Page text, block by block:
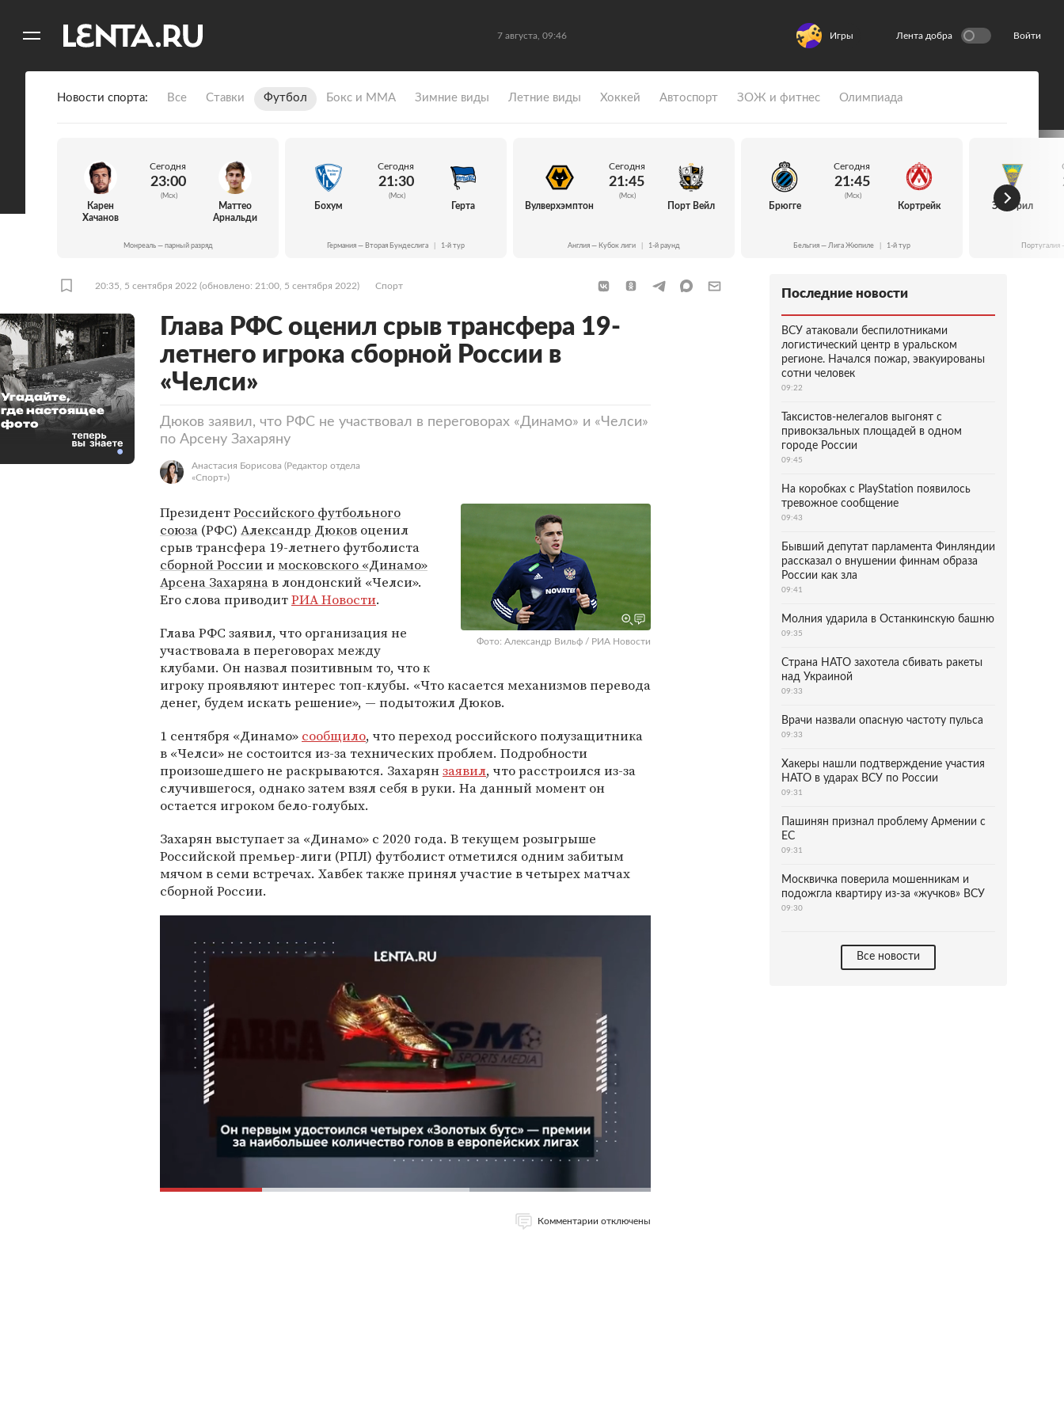
7 августа, 09:46 Игры Лента добра Войти
Новости спорта Все Ставки Футбол Бокс и ММА Зимние виды Летние виды Хоккей Автоспорт ЗОЖ и фитнес Олимпиада
Карен
Хачанов
Сегодня
23:00
(Мск)
Маттео
Арнальди
Монреаль — парный разряд
Бохум
Сегодня
21:30
(Мск)
Герта
Германия — Вторая Бундеслига 1-й тур
Вулверхэмптон
Сегодня
21:45
(Мск)
Порт Вейл
Англия — Кубок лиги 1-й раунд
Брюгге
Сегодня
21:45
(Мск)
Кортрейк
Бельгия — Лига Жюпиле 1-й тур
Эшторил
20:35, 5 сентября 2022 (обновлено: 21:00, 5 сентября 2022) Спорт
Глава РФС оценил срыв трансфера 19-
летнего игрока сборной России в
«Челси»
Дюков заявил, что РФС не участвовал в переговорах «Динамо» и «Челси»
по Арсену Захаряну
Анастасия Борисова (Редактор отдела
«Спорт»)
Фото: Александр Вильф / РИА Новости
ПрезидентРоссийского футбольного
союза (РФС) Александр Дюков оценил
срыв трансфера 19-летнего футболиста
сборной Россиии московского «Динамо»
Арсена Захарянав лондонский «Челси».
Его слова приводитРИА Новости.
Глава РФС заявил, что организация не
участвовала в переговорах между
клубами. Он назвал позитивным то, что к
игроку проявляют интерес топ-клубы. «Что касается механизмов перевода
денег, будем искать решение», — подытожил Дюков.
1 сентября «Динамо» сообщило, что переход российского полузащитника
в «Челси» не состоится из-за технических проблем. Подробности
произошедшего не раскрываются. Захарянзаявил, что расстроился из-за
случившегося, однако затем взял себя в руки. На данный момент он
остается игроком бело-голубых.
Захарян выступает за «Динамо» с 2020 года. В текущем розыгрыше
Российской премьер-лиги (РПЛ) футболист отметился одним забитым
мячом в семи встречах. Хавбек также принял участие в четырех матчах
сборной России.
Комментарии отключены
Угадайте,
где настоящее
фото
Последние новости
ВСУ атаковали беспилотниками
логистический центр в уральском
регионе. Начался пожар, эвакуированы
сотни человек
09:22
Таксистов-нелегалов выгонят с
привокзальных площадей в одном
городе России
09:45
На коробках с PlayStation появилось
тревожное сообщение
09:43
Бывший депутат парламента Финляндии
рассказал о внушении финнам образа
России как зла
09:41
Молния ударила в Останкинскую башню
09:35
Страна НАТО захотела сбивать ракеты
над Украиной
09:33
Врачи назвали опасную частоту пульса
09:33
Хакеры нашли подтверждение участия
НАТО в ударах ВСУ по России
09:31
Пашинян признал проблему Армении с
ЕС
09:31
Москвичка поверила мошенникам и
подожгла квартиру из-за «жучков» ВСУ
09:30
Все новости